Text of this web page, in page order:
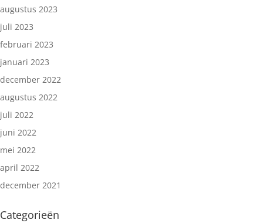
augustus 2023
juli 2023
februari 2023
januari 2023
december 2022
augustus 2022
juli 2022
juni 2022
mei 2022
april 2022
december 2021
Categorieën